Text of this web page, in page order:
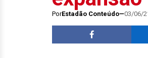
PorEstadão Conteúdo 03/06/